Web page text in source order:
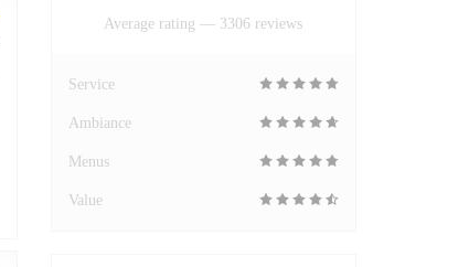
Average rating — 3306 reviews
Service
Ambiance
Menus
Value